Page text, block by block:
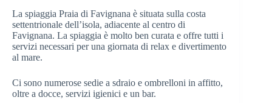
La spiaggia Praia di Favignana è situata sulla costa
settentrionale dell’isola, adiacente al centro di
Favignana. La spiaggia è molto ben curata e offre tutti i
servizi necessari per una giornata di relax e divertimento
al mare.
Ci sono numerose sedie a sdraio e ombrelloni in affitto,
oltre a docce, servizi igienici e un bar.